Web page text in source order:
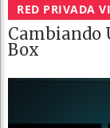
RED PRIVADA
Cambiando
Box